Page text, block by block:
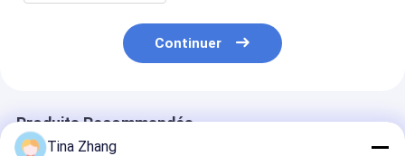
Continuer
Produits Recommandés
Tina Zhang